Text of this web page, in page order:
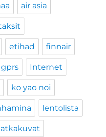
air asia
etihad finnair
gprs Internet
ko yao noi
lentolista